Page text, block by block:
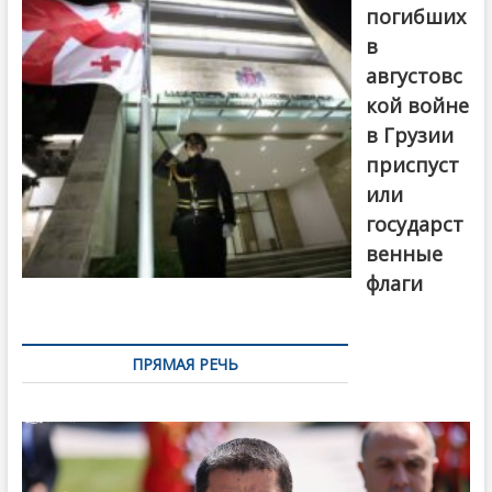
погибших
в
августовс
кой войне
в Грузии
приспуст
или
государст
венные
флаги
ПРЯМАЯ РЕЧЬ